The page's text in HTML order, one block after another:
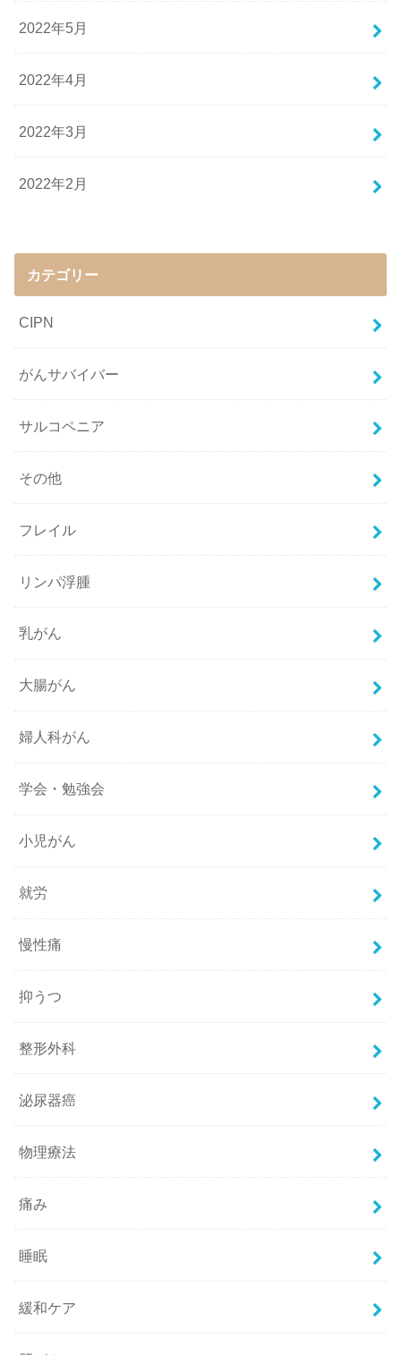
2022年5月
2022年4月
2022年3月
2022年2月
カテゴリー
CIPN
がんサバイバー
サルコペニア
その他
フレイル
リンパ浮腫
乳がん
大腸がん
婦人科がん
学会・勉強会
小児がん
就労
慢性痛
抑うつ
整形外科
泌尿器癌
物理療法
痛み
睡眠
緩和ケア